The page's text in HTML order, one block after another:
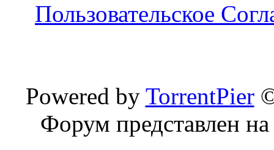
Пользовательское
Powered by TorrentPier
Форум представлен